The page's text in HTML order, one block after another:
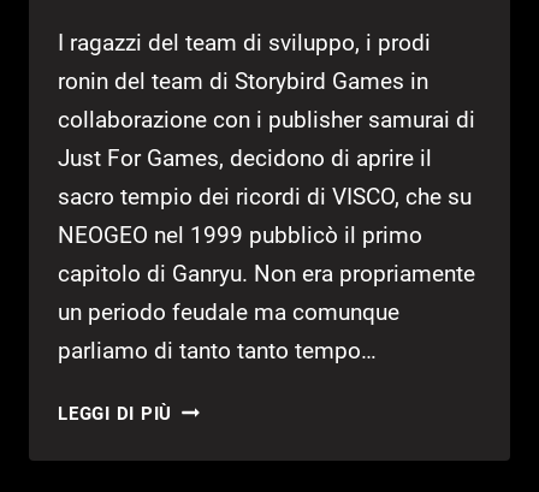
I ragazzi del team di sviluppo, i prodi
ronin del team di Storybird Games in
collaborazione con i publisher samurai di
Just For Games, decidono di aprire il
sacro tempio dei ricordi di VISCO, che su
NEOGEO nel 1999 pubblicò il primo
capitolo di Ganryu. Non era propriamente
un periodo feudale ma comunque
parliamo di tanto tanto tempo…
LEGGI DI PIÙ GANRYU
–